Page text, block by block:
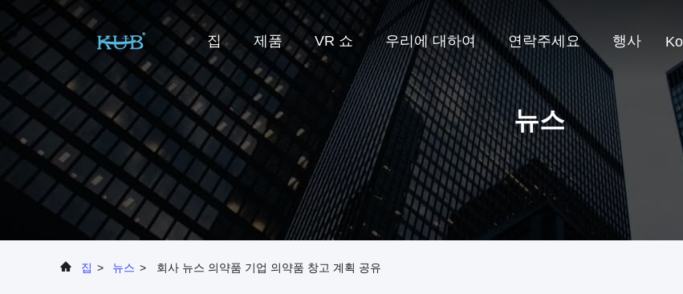
집 제품 VR 쇼 우리에 대하여 연락주세요 행사
뉴스
집 > 뉴스 > 회사 뉴스 의약품 기업 의약품 창고 계획 공유